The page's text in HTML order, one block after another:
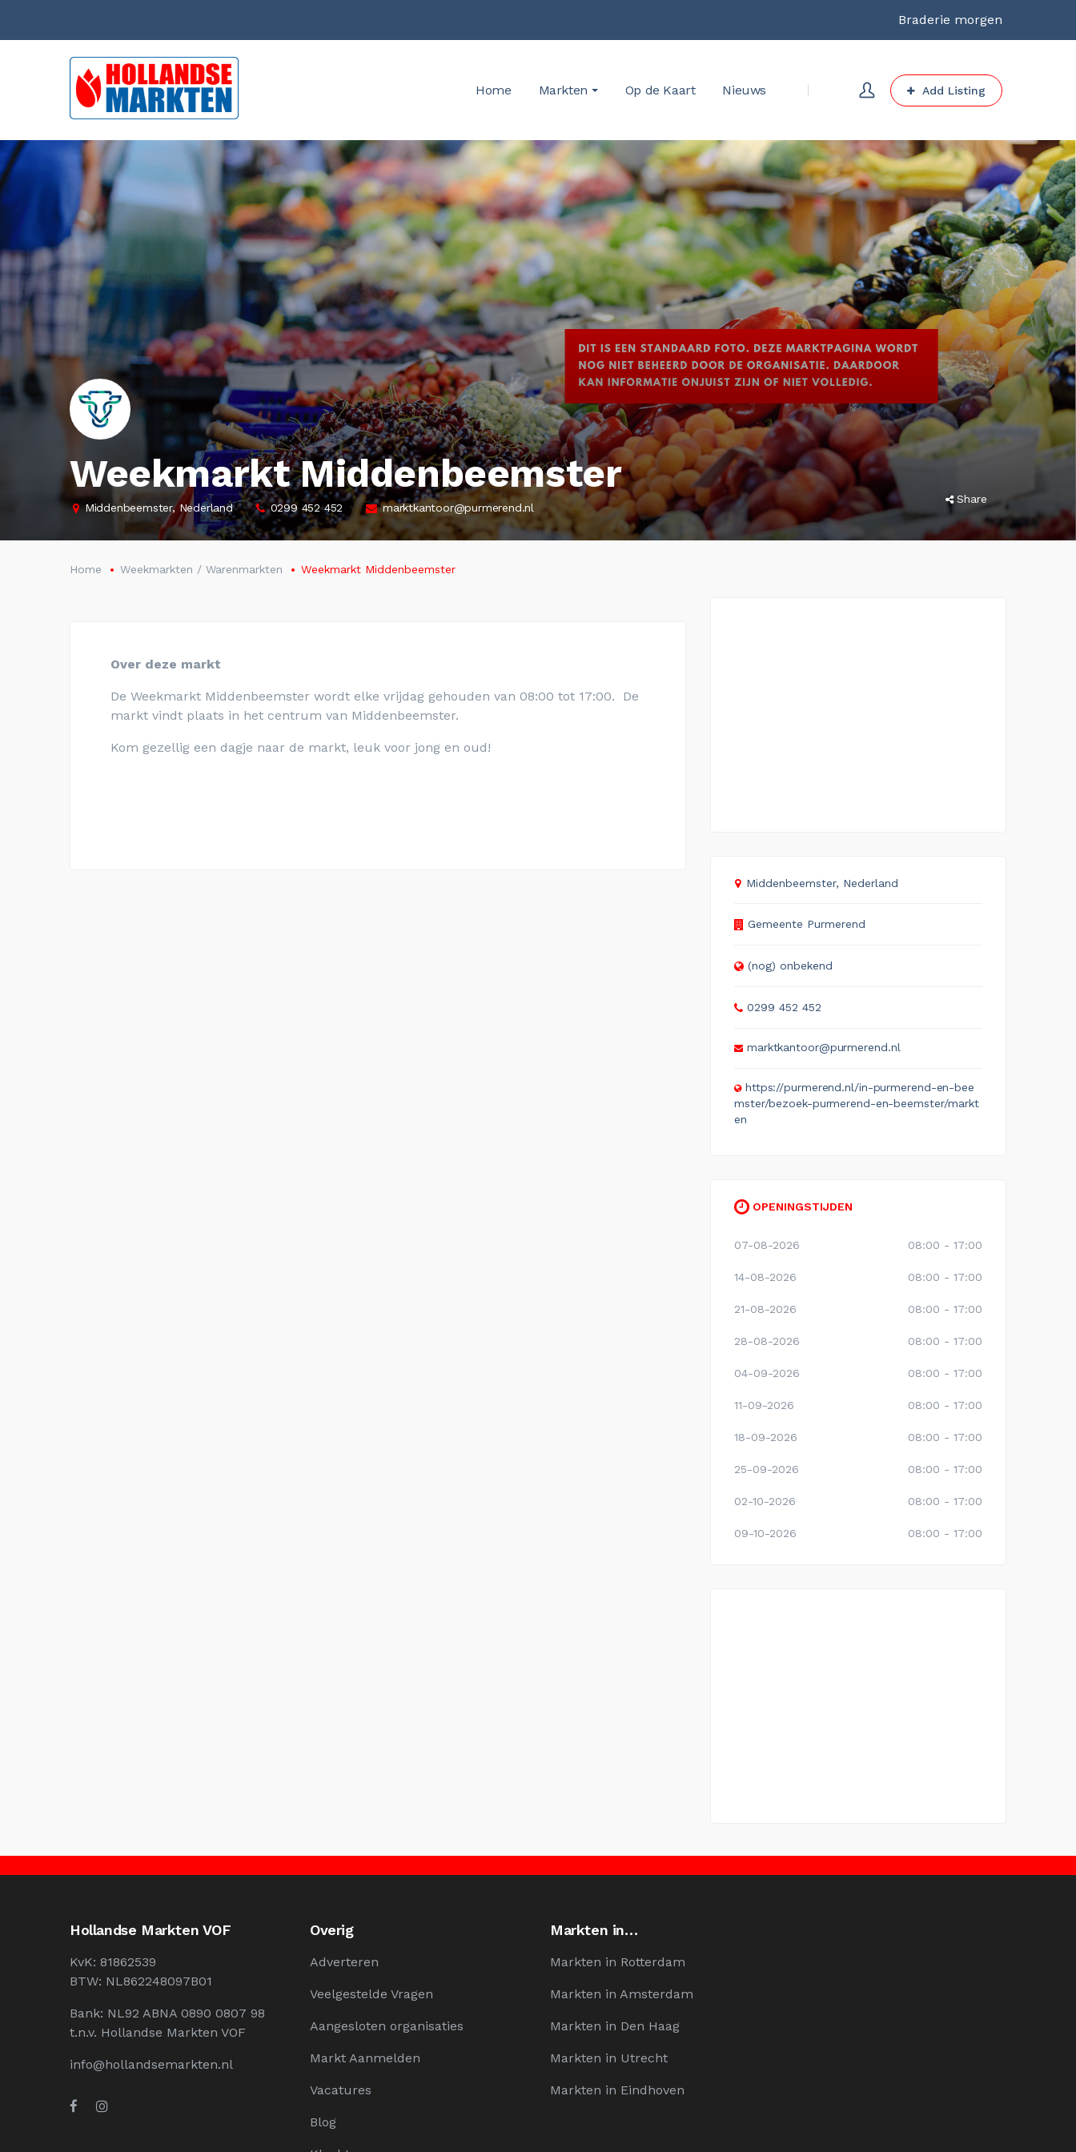
Braderie morgen
Home Markten Op de Kaart Nieuws Add Listing
Weekmarkt Middenbeemster
Middenbeemster, Nederland 0299 452 452 marktkantoor@purmerend.nl
Share
Home Weekmarkten / Warenmarkten Weekmarkt Middenbeemster
Over deze markt
De Weekmarkt Middenbeemster wordt elke vrijdag gehouden van 08:00 tot 17:00. De
markt vindt plaats in het centrum van Middenbeemster.
Kom gezellig een dagje naar de markt, leuk voor jong en oud!
Middenbeemster, Nederland
Gemeente Purmerend
(nog) onbekend
0299 452 452
marktkantoor@purmerend.nl
https://purmerend.nl/in-purmerend-en-bee
mster/bezoek-purmerend-en-beemster/markt
en
OPENINGSTIJDEN
07-08-2026 08:00 - 17:00
14-08-2026 08:00 - 17:00
21-08-2026 08:00 - 17:00
28-08-2026 08:00 - 17:00
04-09-2026 08:00 - 17:00
11-09-2026 08:00 - 17:00
18-09-2026 08:00 - 17:00
25-09-2026 08:00 - 17:00
02-10-2026 08:00 - 17:00
09-10-2026 08:00 - 17:00
Hollandse Markten VOF
KvK: 81862539
BTW: NL862248097B01
Bank: NL92 ABNA 0890 0807 98
t.n.v. Hollandse Markten VOF
info@hollandsemarkten.nl
Overig
Adverteren
Veelgestelde Vragen
Aangesloten organisaties
Markt Aanmelden
Vacatures
Blog
Markten in…
Markten in Rotterdam
Markten in Amsterdam
Markten in Den Haag
Markten in Utrecht
Markten in Eindhoven